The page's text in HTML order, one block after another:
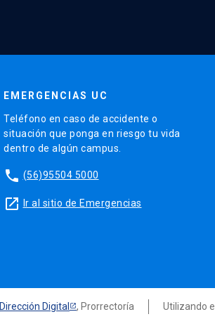
EMERGENCIAS UC
Teléfono en caso de accidente o
situación que ponga en riesgo tu vida
dentro de algún campus.
phone (56)95504 5000
launch Ir al sitio de Emergencias
Dirección Digital , Prorrectoría Utilizando el